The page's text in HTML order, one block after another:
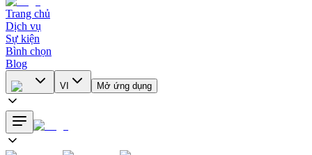
Trang chủ
Dịch vụ
Sự kiện
Bình chọn
Blog
VI Mở ứng dụng